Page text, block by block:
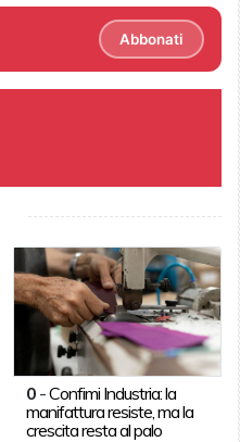
Abbonati
0 -Confimi Industria: la
manifattura resiste, ma la
crescita resta al palo